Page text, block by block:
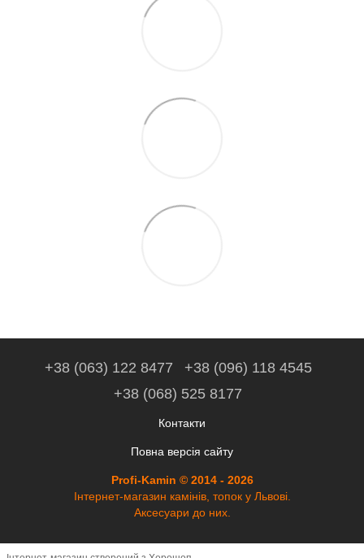
+38 (063) 122 8477
+38 (096) 118 4545
+38 (068) 525 8177
Контакти
Повна версія сайту
Profi-Kamin © 2014 - 2026
Інтернет-магазин камінів, топок у Львові.
Аксесуари до них.